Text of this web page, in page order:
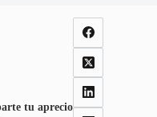
tu aprecio